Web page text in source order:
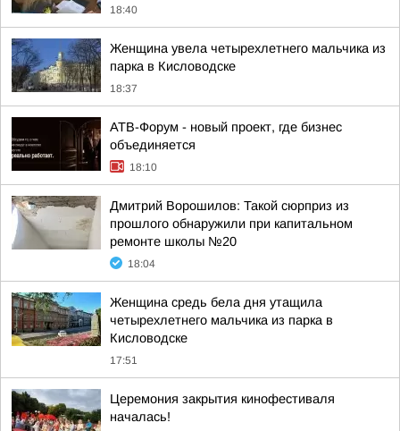
18:40
Женщина увела четырехлетнего мальчика из
парка в Кисловодске
18:37
АТВ-Форум - новый проект, где бизнес
объединяется
18:10
Дмитрий Ворошилов: Такой сюрприз из
прошлого обнаружили при капитальном
ремонте школы №20
18:04
Женщина средь бела дня утащила
четырехлетнего мальчика из парка в
Кисловодске
17:51
Церемония закрытия кинофестиваля
началась!